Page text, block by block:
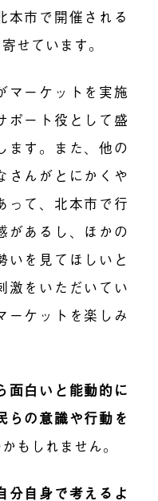
本市で開催される
せています。
マーケットを実施
ポート役として盛
ます。また、他の
さんがとにかくや
って、北本市で行
があるし、ほかの
いを見てほしいと
激をいただいてい
ーケットを楽しみ
面白いと能動的に
らの意識や行動を
もしれません。
分自身で考えるよ